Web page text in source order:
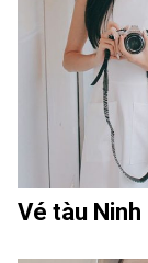
Vé tàu